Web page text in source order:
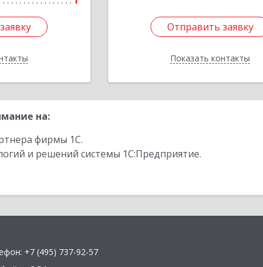
Отправить заявку
Показать контакты
Отправить заявку
Назад
на:
фирмы 1С.
и решений системы 1С:Предприятие.
+7 (495) 737-92-57